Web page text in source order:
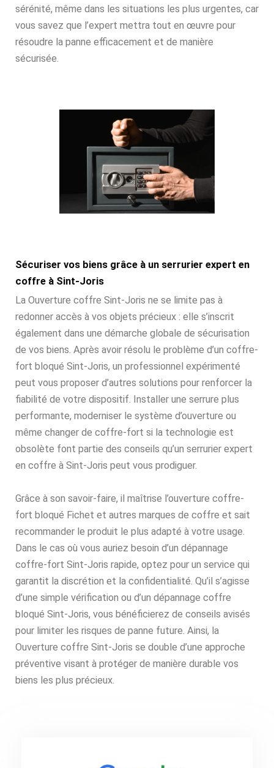
sérénité, même dans les situations les plus urgentes, car
vous savez que l’expert mettra tout en œuvre pour
résoudre la panne efficacement et de manière
sécurisée.
Sécuriser vos biens grâce à un serrurier expert en
coffre à Sint-Joris
La Ouverture coffre Sint-Joris ne se limite pas à
redonner accès à vos objets précieux : elle s’inscrit
également dans une démarche globale de sécurisation
de vos biens. Après avoir résolu le problème d’un coffre-
fort bloqué Sint-Joris, un professionnel expérimenté
peut vous proposer d’autres solutions pour renforcer la
fiabilité de votre dispositif. Installer une serrure plus
performante, moderniser le système d’ouverture ou
même changer de coffre-fort si la technologie est
obsolète font partie des conseils qu’un serrurier expert
en coffre à Sint-Joris peut vous prodiguer.
Grâce à son savoir-faire, il maîtrise l’ouverture coffre-
fort bloqué Fichet et autres marques de coffre et sait
recommander le produit le plus adapté à votre usage.
Dans le cas où vous auriez besoin d’un dépannage
coffre-fort Sint-Joris rapide, optez pour un service qui
garantit la discrétion et la confidentialité. Qu’il s’agisse
d’une simple vérification ou d’un dépannage coffre
bloqué Sint-Joris, vous bénéficierez de conseils avisés
pour limiter les risques de panne future. Ainsi, la
Ouverture coffre Sint-Joris se double d’une approche
préventive visant à protéger de manière durable vos
biens les plus précieux.